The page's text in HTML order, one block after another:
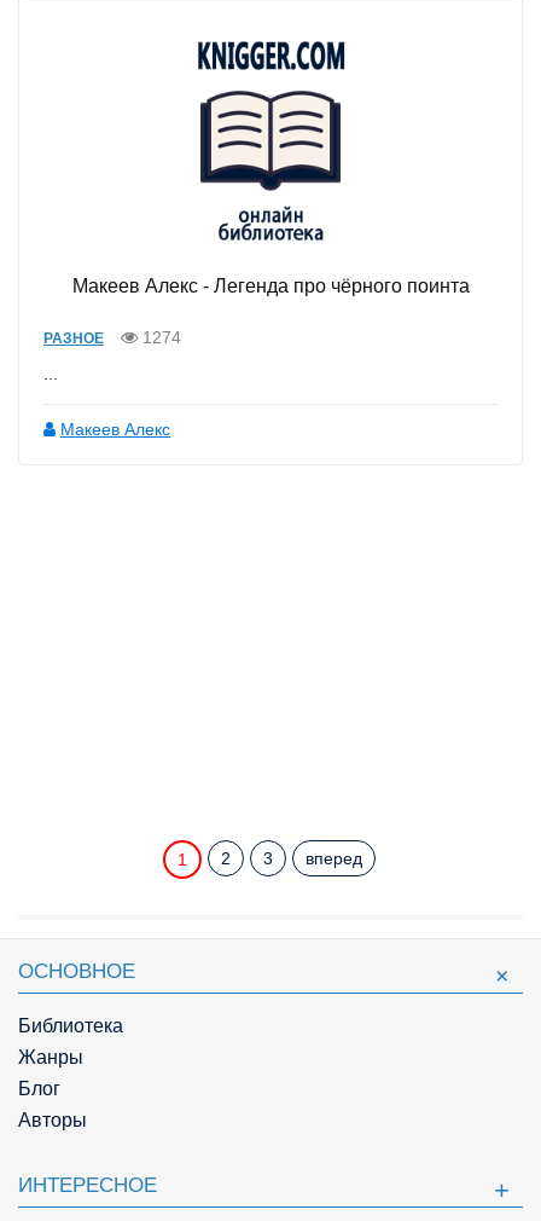
Макеев Алекс - Легенда про чёрного поинта
РАЗНОЕ
1274
Макеев Алекс
1 2 3 вперед
ОСНОВНОЕ
Библиотека
Жанры
Блог
Авторы
ИНТЕРЕСНОЕ